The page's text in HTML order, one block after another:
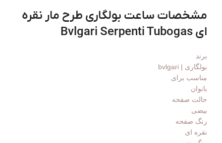
مشخصات ساعت بولگاری طرح مار نقره
ای Bvlgari Serpenti Tubogas
برند
بولگاری | bvlgari
مناسب برای
بانوان
حالت صفحه
بیضی
رنگ صفحه
نقره ای